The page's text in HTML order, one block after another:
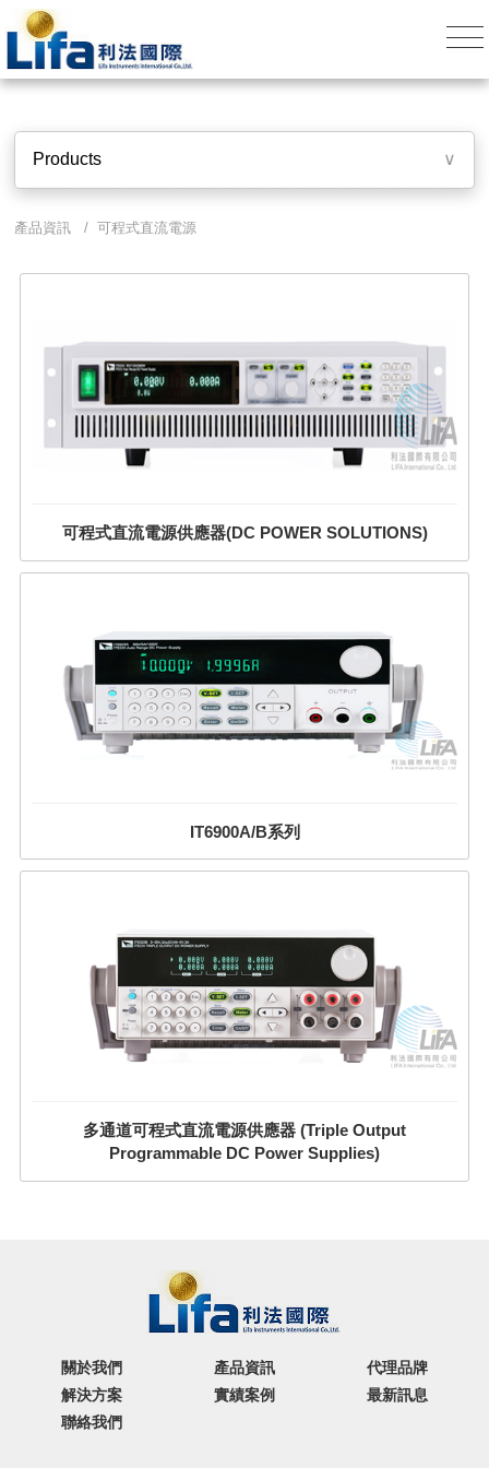
Products ∨
產品資訊 / 可程式直流電源
可程式直流電源供應器(DC POWER SOLUTIONS)
IT6900A/B系列
多通道可程式直流電源供應器 (Triple Output
Programmable DC Power Supplies)
關於我們 產品資訊
代理品牌
解決方案
實績案例
最新訊息
聯絡我們